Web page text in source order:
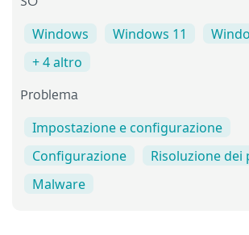
Windows Windows 11
+ 4 altro
Problema
Impostazione e configurazione
Configurazione
Risoluzione dei
Malware